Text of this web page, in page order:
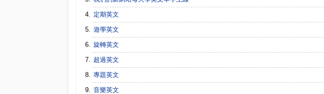
定期英文
遊學英文
旋轉英文
超過英文
專題英文
音樂英文